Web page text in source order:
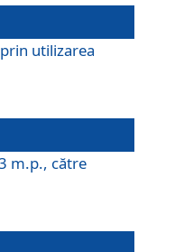
utilizarea
m.p., către